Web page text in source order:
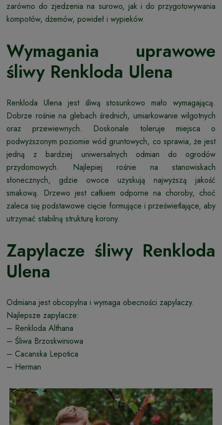
zarówno do zjedzenia na surowo, jak i do przygotowywania
kompotów, dżemów, powideł i wypieków.
Wymagania uprawowe
śliwy Renkloda Ulena
Renkloda Ulena jest śliwą stosunkowo mało wymagającą.
Dobrze rośnie na glebach średnich, umiarkowanie wilgotnych
oraz przewiewnych. Doskonale toleruje miejsca o
podwyższonym poziomie wód gruntowych, co sprawia, że jest
jedną z bardziej uniwersalnych odmian do ogrodów
przydomowych. Najlepiej rośnie na stanowiskach
słonecznych, gdzie owoce uzyskują najwyższą jakość
smakową. Drzewo jest całkiem odporne na choroby, choć
zaleca się podstawowe cięcie formujące i prześwietlające, aby
utrzymać stabilną strukturę korony.
Zapylacze śliwy Renkloda
Ulena
Odmiana jest obcopylna i wymaga obecności zapylaczy.
Najlepsze zapylacze:
– Renkloda Althana
– Śliwa Brzoskwiniowa
– Cacanska Lepotica
– Herman